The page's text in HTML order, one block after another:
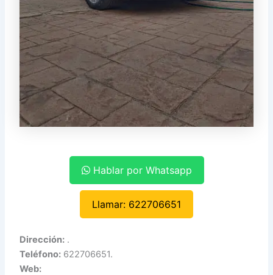
Hablar por Whatsapp
Llamar: 622706651
Dirección: .
Teléfono: 622706651.
Web: